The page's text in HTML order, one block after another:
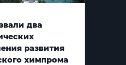
два
развития
химпрома